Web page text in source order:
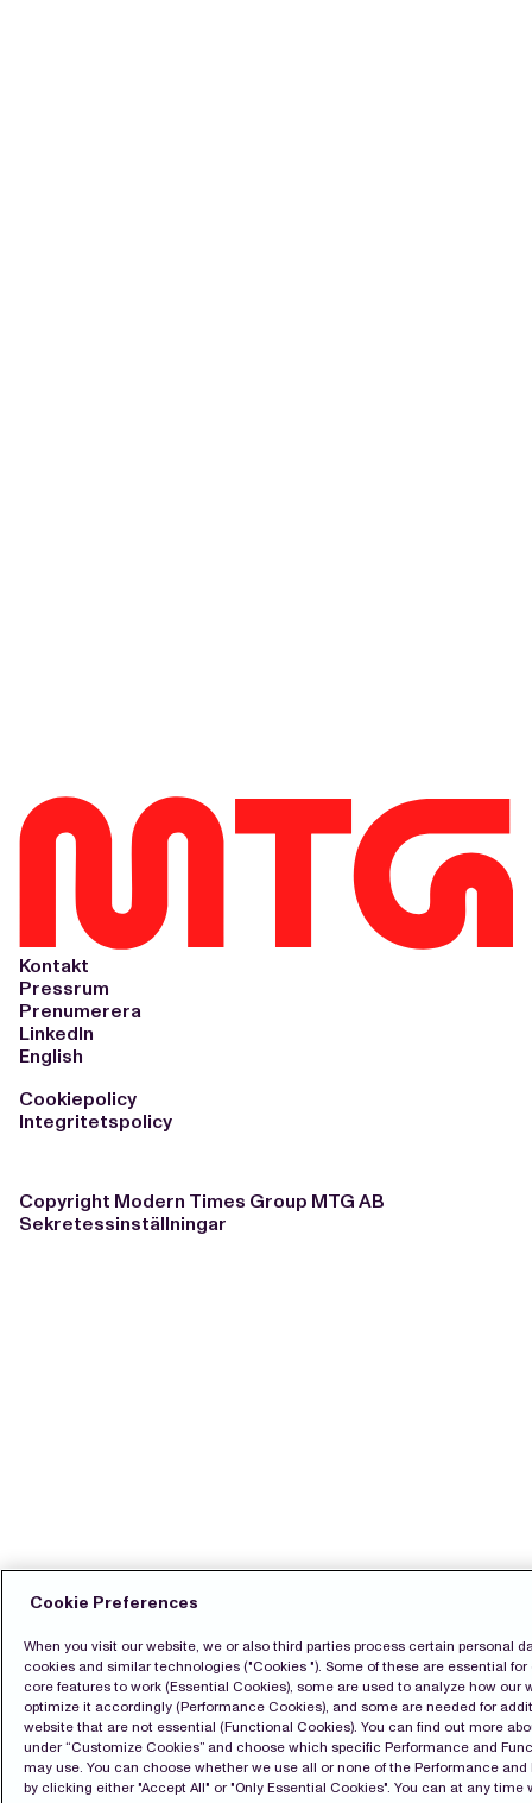
Kontakt
Pressrum
Prenumerera
LinkedIn
English
Cookiepolicy
Integritetspolicy
Copyright Modern Times Group MTG AB
Sekretessinställningar
Cookie Preferences
When you visit our website, we or also third parties process certain personal
cookies and similar technologies ("Cookies "). Some of these are essential
core features to work (Essential Cookies), some are used to analyze how our
optimize it accordingly (Performance Cookies), and some are needed for
website that are not essential (Functional Cookies). You can find out more
under “Customize Cookies” and choose which specific Performance and
may use. You can choose whether we use all or none of the Performance
by clicking either "Accept All" or "Only Essential Cookies". You can at any time